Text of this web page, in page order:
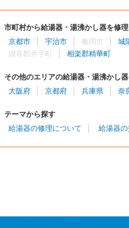
市町村から給湯器・湯沸かし器を修
京都市
宇治市 亀岡市
城
綴喜郡井手町
相楽郡精華町
その他のエリアの給湯器・湯沸かし
大阪府
京都府 兵庫県 奈
テーマから探す
給湯器の修理について
給湯器